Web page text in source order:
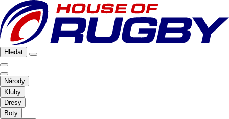
Hledat
Národy
Kluby
Dresy
Boty